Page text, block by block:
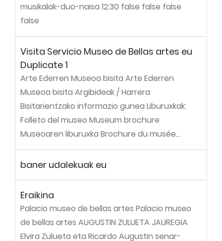
musikalak-duo-naisa 12:30 false false false
false
Visita Servicio Museo de Bellas artes eu
Duplicate 1
Arte Ederren Museoa bisita Arte Ederren
Museoa bisita Argibideak / Harrera
Bisitarientzako informazio gunea Liburuxkak:
Folleto del museo Museum brochure
Museoaren liburuxka Brochure du musée...
baner udalekuak eu
Eraikina
Palacio museo de bellas artes Palacio museo
de bellas artes AUGUSTIN ZULUETA JAUREGIA
Elvira Zulueta eta Ricardo Augustin senar-